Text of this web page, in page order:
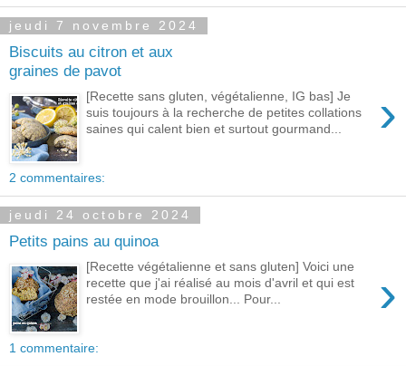
jeudi 7 novembre 2024
Biscuits au citron et aux
graines de pavot
›
[Recette sans gluten, végétalienne, IG bas] Je
suis toujours à la recherche de petites collations
saines qui calent bien et surtout gourmand...
2 commentaires:
jeudi 24 octobre 2024
Petits pains au quinoa
›
[Recette végétalienne et sans gluten] Voici une
recette que j'ai réalisé au mois d'avril et qui est
restée en mode brouillon... Pour...
1 commentaire: